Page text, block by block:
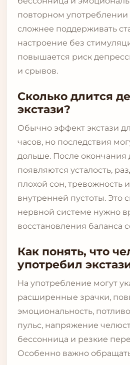
повторном употреблении
сложнее поддерживать
настроение без
повышается риск
и срывов.
Сколько длится
экстази?
Обычно эффект экстази
часов, но последствия
дольше. После окончания
появляются усталость,
плохой сон, тревожность
внутренней пустоты. Это
нервной системе нужно
восстановления баланса
Как понять, что
употребил
На употребление могут
расширенные зрачки,
эмоциональность,
пульс, напряжение
бессонница и резкие
Особенно важно